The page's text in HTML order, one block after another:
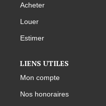
Acheter
Louer
Estimer
LIENS UTILES
Mon compte
Nos honoraires